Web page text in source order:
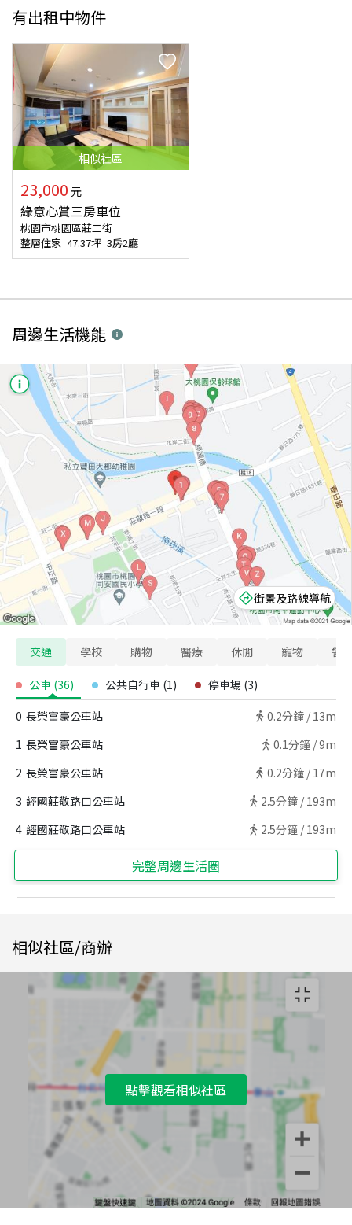
有出租中物件
相似社區
23,000 元
綠意心賞三房車位
桃園市桃園區莊二街
整層住家 47.37坪 3房2廳
周邊生活機能
街景及路線導航
交通 學校 購物 醫療 休閒 寵物 警
公車 (36) 公共自行車 (1) 停車場 (3)
0 長榮富豪公車站 0.2分鐘 / 13m
1 長榮富豪公車站 0.1分鐘 /9m
2 長榮富豪公車站 0.2分鐘 / 17m
3 經國莊敬路口公車站 2.5分鐘 / 193m
4 經國莊敬路口公車站 2.5分鐘 / 193m
完整周邊生活圈
相似社區/商辦
點擊觀看相似社區